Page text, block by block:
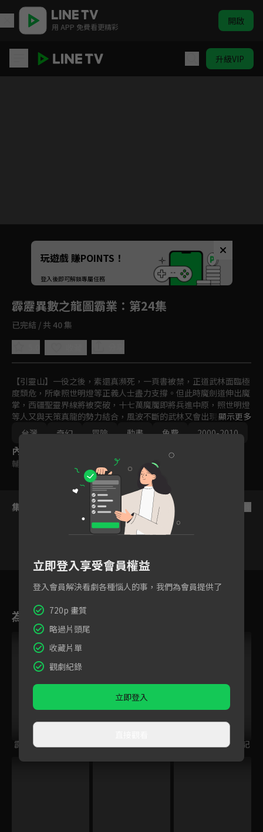
用 APP 免費看更精彩 開啟
升級VIP
Unmute
如有不便請見諒
玩遊戲 賺POINTS！
登入後即可解鎖專屬任務
霹靂異數之龍圖霸業 ：第24集
已完結 / 共 40 集
【引靈山】一役之後，素還真瀕死，一頁書被禁，正道武林面臨極
度頹危，所幸照世明燈等正義人士盡力支撐。但此時魔劍道伸出魔
掌，西疆聖靈界線將被突破，十七萬魔魘即將兵進中原，照世明燈
等人又與天策真龍的勢力結合，風波不斷的武林又會出現什麼樣的
局面？
顯示更多
台灣
奇幻 冒險 動畫 免費 2000-2010
內容標籤
輔導十二歲級
集數列表
23 24 25 26
為您推薦
霹靂封靈島 霹靂圖騰 霹靂英雄榜之爭王記
立即登入享受會員權益
登入會員解決看劇各種惱人的事，我們為會員提供了
720p 畫質
略過片頭尾
收藏片單
觀劇紀錄
立即登入